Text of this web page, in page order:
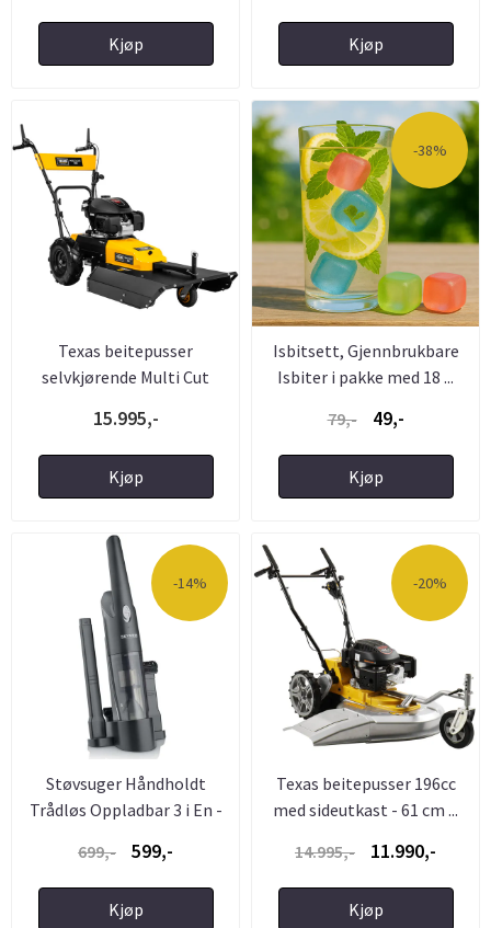
Kjøp Kjøp
Texas beitepusser
selvkjørende Multi Cut
15.995,-
Kjøp
-38%
Isbitsett, Gjennbrukbare
Isbiter i pakke med 18 ...
79,-
49,-
Kjøp
-14%
Støvsuger Håndholdt
Trådløs Oppladbar 3 i En -
699,- 599,-
Kjøp
-20%
Texas beitepusser 196cc
med sideutkast - 61 cm ...
14.995,-
11.990,-
Kjøp